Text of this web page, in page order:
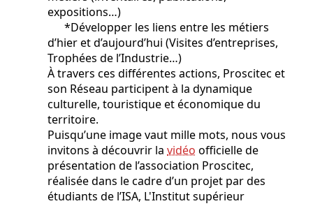
expositions…)
*Développer les liens entre les métiers
d’hier et d’aujourd’hui (Visites d’entreprises,
Trophées de l’Industrie…)
À travers ces différentes actions, Proscitec et
son Réseau participent à la dynamique
culturelle, touristique et économique du
territoire.
Puisqu’une image vaut mille mots, nous vous
invitons à découvrir la vidéo officielle de
présentation de l’association Proscitec,
réalisée dans le cadre d’un projet par des
étudiants de l’ISA, L'Institut supérieur